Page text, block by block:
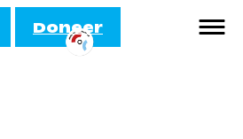
Doneer